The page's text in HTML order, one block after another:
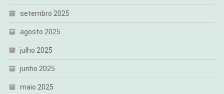
setembro 2025
agosto 2025
julho 2025
junho 2025
maio 2025